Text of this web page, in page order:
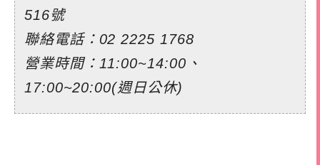
516號
聯絡電話：02 2225 1768
營業時間：11:00~14:00、
17:00~20:00(週日公休)